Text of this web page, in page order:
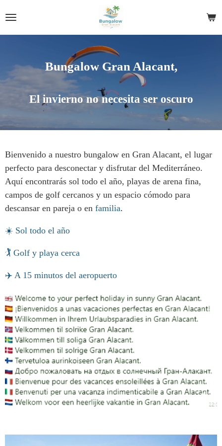
contenido
Bungalow Gran Alacant,
El invierno no necesita ser oscuro
Bienvenido a nuestro bungalow en Gran Alacant, el lugar
perfecto para desconectar y disfrutar del Mediterráneo.
Aquí encontrarás sol todo el año, playas de arena fina,
campos de golf cercanos y un espacio cómodo para
descansar en pareja o en familia.
☀️ Sol todo el año
🏌️ Golf y playa cerca
✈️ A 15 minutos del aeropuerto